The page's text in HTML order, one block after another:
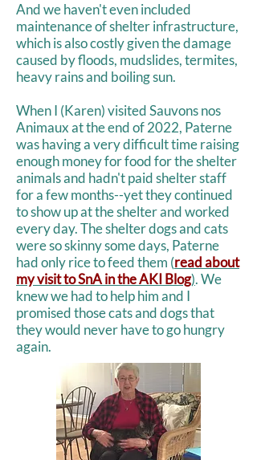
And we haven't even included
maintenance of shelter infrastructure,
which is also costly given the damage
caused by floods, mudslides, termites,
heavy rains and boiling sun.
When I (Karen) visited Sauvons nos
Animaux at the end of 2022, Paterne
was having a very difficult time raising
enough money for food for the shelter
animals and hadn't paid shelter staff
for a few months--yet they continued
to show up at the shelter and worked
every day. The shelter dogs and cats
were so skinny some days, Paterne
had only rice to feed them (read about
my visit to SnA in the AKI Blog). We
knew we had to help him and I
promised those cats and dogs that
they would never have to go hungry
again.